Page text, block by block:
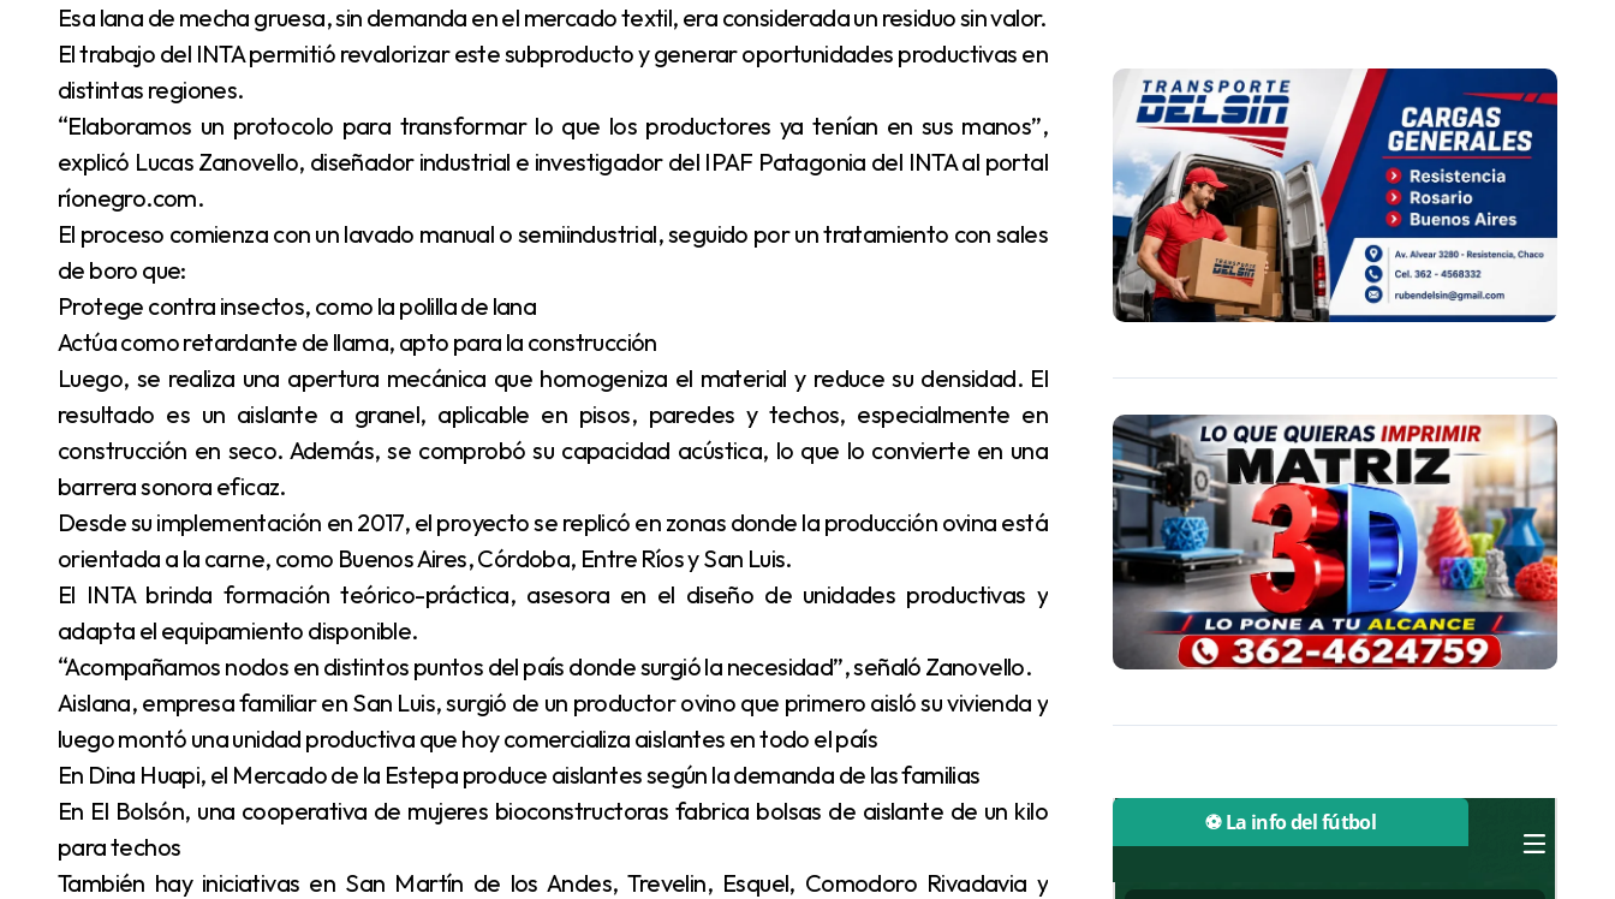
Esa lana de mecha gruesa, sin demanda en el mercado textil, era considerada un residuo sin valor.
El trabajo del INTA permitió revalorizar este subproducto y generar oportunidades productivas en
distintas regiones.
“Elaboramos un protocolo para transformar lo que los productores ya tenían en sus manos”,
explicó Lucas Zanovello, diseñador industrial e investigador del IPAF Patagonia del INTA al portal
ríonegro.com.
El proceso comienza con un lavado manual o semiindustrial, seguido por un tratamiento con sales
de boro que:
Protege contra insectos, como la polilla de lana
Actúa como retardante de llama, apto para la construcción
Luego, se realiza una apertura mecánica que homogeniza el material y reduce su densidad. El
resultado es un aislante a granel, aplicable en pisos, paredes y techos, especialmente en
construcción en seco. Además, se comprobó su capacidad acústica, lo que lo convierte en una
barrera sonora eficaz.
Desde su implementación en 2017, el proyecto se replicó en zonas donde la producción ovina está
orientada a la carne, como Buenos Aires, Córdoba, Entre Ríos y San Luis.
El INTA brinda formación teórico-práctica, asesora en el diseño de unidades productivas y
adapta el equipamiento disponible.
“Acompañamos nodos en distintos puntos del país donde surgió la necesidad”, señaló Zanovello.
Aislana, empresa familiar en San Luis, surgió de un productor ovino que primero aisló su vivienda y
luego montó una unidad productiva que hoy comercializa aislantes en todo el país
En Dina Huapi, el Mercado de la Estepa produce aislantes según la demanda de las familias
En El Bolsón, una cooperativa de mujeres bioconstructoras fabrica bolsas de aislante de un kilo
para techos
También hay iniciativas en San Martín de los Andes, Trevelin, Esquel, Comodoro Rivadavia y
⚽ La info del fútbol